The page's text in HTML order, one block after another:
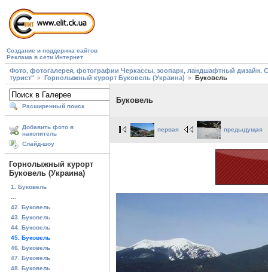
Создание и поддержка сайтов
Реклама в сети Интернет
Фото, фотогалерея, фотографии Черкассы, зоопарк, ландшафтный дизайн.
турист"
Горнолыжный курорт Буковель (Украина) Буковель
Расширенный поиск
Добавить фото в
накопитель
Слайд-шоу
Горнолыжный курорт
Буковель (Украина)
1. Буковель
42. Буковель
43. Буковель
44. Буковель
45. Буковель
46. Буковель
47. Буковель
48. Буковель
Буковель
первая предыдущая